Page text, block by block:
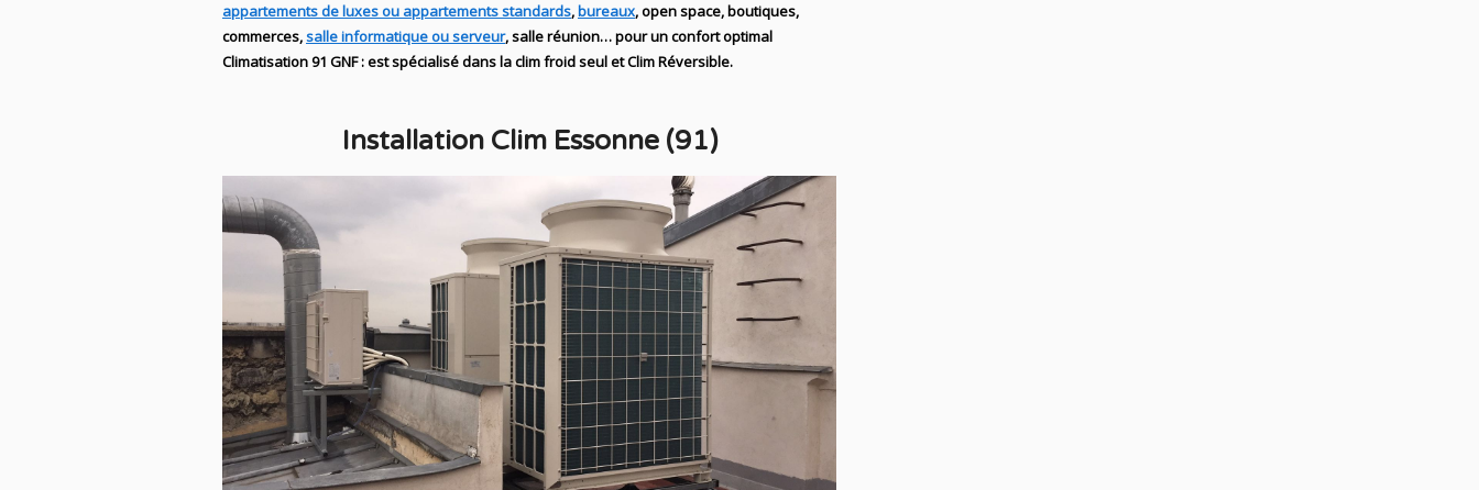
appartements de luxes ou appartements standards,bureaux, open space, boutiques,
commerces,salle informatique ou serveur, salle réunion… pour un confort optimal
Climatisation91 GNF:estspécialisédans la climfroid seul et Clim Réversible.
Installation Clim Essonne (91)